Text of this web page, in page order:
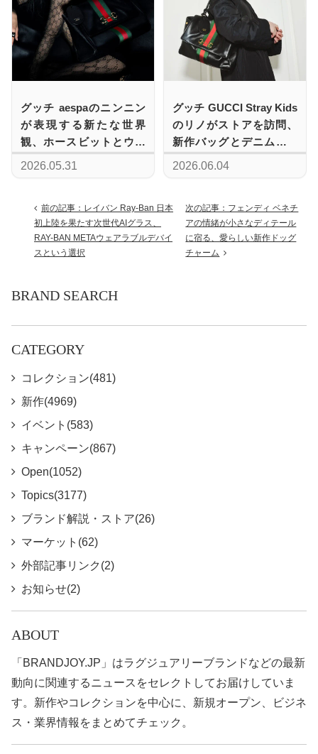
グッチ aespaのニンニン
が表現する新たな世界
観、ホースビットとウェ
ブ ストライプが織りなす
2026.05.31
グッチ GUCCI Stray Kids
のリノがストアを訪問、
新作バッグとデニムを軽
やかに着こなす
2026.06.04
前の記事：レイバン Ray-Ban 日本
初上陸を果たす次世代AIグラス、
RAY-BAN METAウェアラブルデバイ
スという選択
次の記事：フェンディ ベネチ
アの情緒が小さなディテール
に宿る、愛らしい新作ドッグ
チャーム
BRAND SEARCH
CATEGORY
コレクション(481)
新作(4969)
イベント(583)
キャンペーン(867)
Open(1052)
Topics(3177)
ブランド解説・ストア(26)
マーケット(62)
外部記事リンク(2)
お知らせ(2)
ABOUT
「BRANDJOY.JP」はラグジュアリーブランドなどの最新
動向に関連するニュースをセレクトしてお届けしていま
す。新作やコレクションを中心に、新規オープン、ビジネ
ス・業界情報をまとめてチェック。